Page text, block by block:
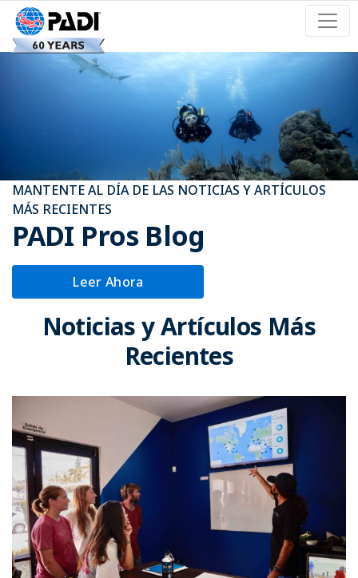
MANTENTE AL DÍA DE LAS NOTICIAS Y ARTÍCULOS
MÁS RECIENTES
PADI Pros Blog
Leer Ahora
Noticias y Artículos Más
Recientes